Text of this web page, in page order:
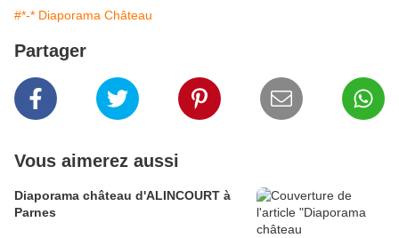
#*-* Diaporama Château
Partager
Vous aimerez aussi
Diaporama château d'ALINCOURT à
Parnes